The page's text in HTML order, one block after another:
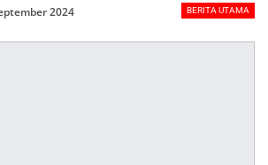
BERITA UTAMA
2024